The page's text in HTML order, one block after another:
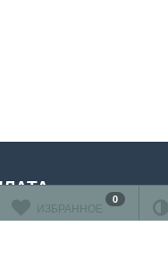
ИЗБРАННОЕ
0
картами